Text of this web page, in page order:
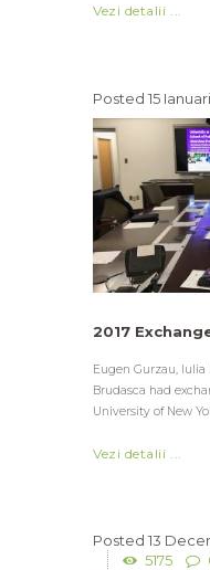
Vezi detalii ...
15
2017
Eugen Gurzau,
Brudasca had
University of New
Vezi detalii ...
13
5175